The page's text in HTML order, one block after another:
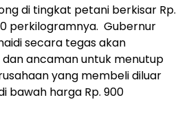
di tingkat petani berkisar Rp.
perkilogramnya. Gubernur
secara tegas akan
ancaman untuk menutup
yang membeli diluar
bawah harga Rp. 900